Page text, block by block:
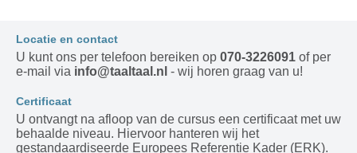
Locatie en contact
U kunt ons per telefoon bereiken op 070-3226091 of per
e-mail via info@taaltaal.nl - wij horen graag van u!
Certificaat
U ontvangt na afloop van de cursus een certificaat met uw
behaalde niveau. Hiervoor hanteren wij het
gestandaardiseerde Europees Referentie Kader (ERK).